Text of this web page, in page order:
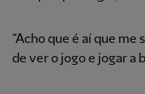
“Acho que é aí que
de ver o jogo e jogar a